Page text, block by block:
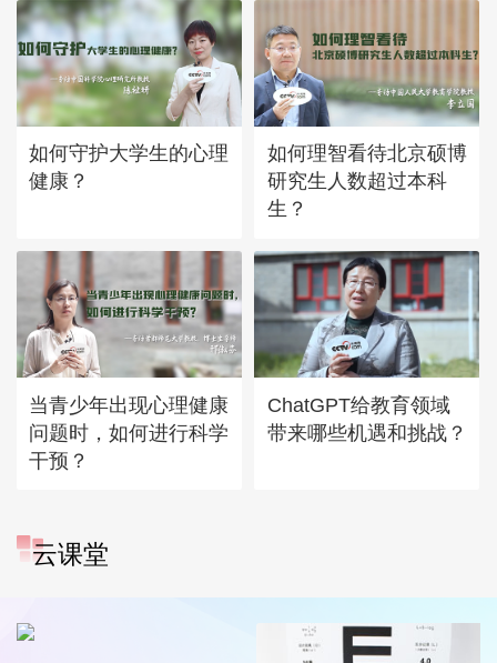
如何守护大学生的心理
健康？
如何理智看待北京硕博
研究生人数超过本科
生？
当青少年出现心理健康
问题时，如何进行科学
干预？
ChatGPT给教育领域
带来哪些机遇和挑战？
云课堂